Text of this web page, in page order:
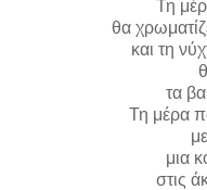
Τη
θα
και τη
τα
Τη μέρα
μια
στις